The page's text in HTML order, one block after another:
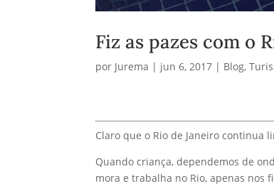
Fiz as pazes com o
por Jurema | jun 6, 2017 | Blog,
Claro que o Rio de Janeiro continua
Quando criança, dependemos de
mora e trabalha no Rio, apenas nos